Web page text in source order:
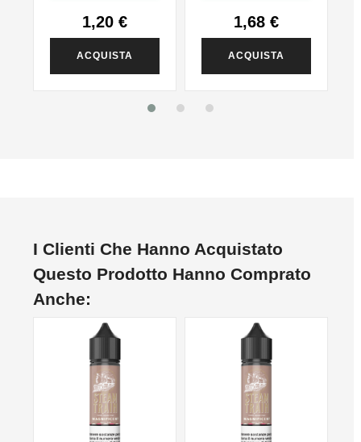
1,20 €
ACQUISTA
1,68 €
ACQUISTA
I Clienti Che Hanno Acquistato
Questo Prodotto Hanno Comprato
Anche: